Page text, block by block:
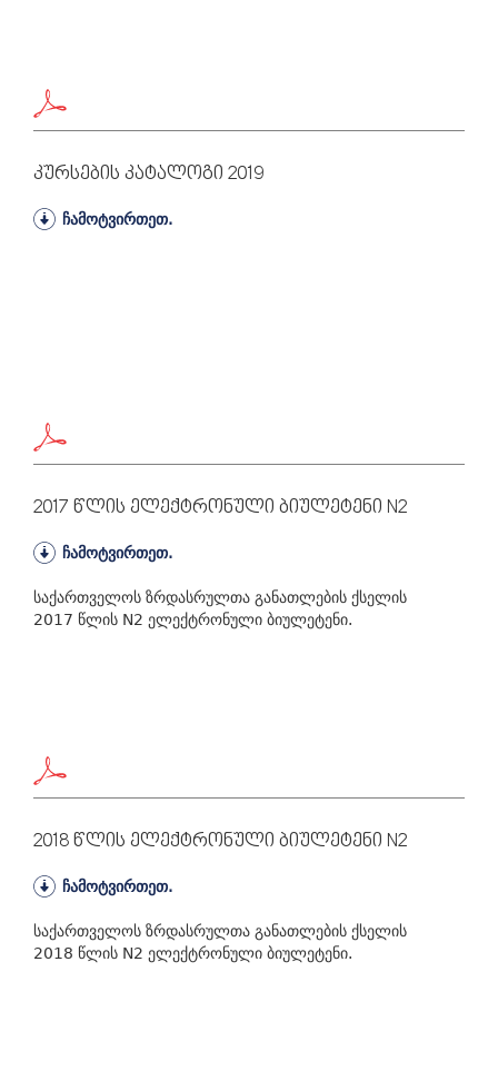
Კურსების Კატალოგი 2019
ჩამოტვირთეთ.
2017 Წლის Ელექტრონული Ბიულეტენი N2
ჩამოტვირთეთ.
საქართველოს ზრდასრულთა განათლების ქსელის
2017 წლის N2 ელექტრონული ბიულეტენი.
2018 Წლის Ელექტრონული Ბიულეტენი N2
ჩამოტვირთეთ.
საქართველოს ზრდასრულთა განათლების ქსელის
2018 წლის N2 ელექტრონული ბიულეტენი.